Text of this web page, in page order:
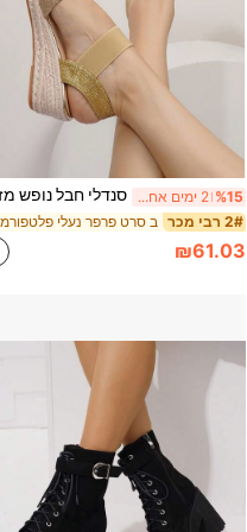
%15 2 ימים אחרונים
2# רבי מכר
₪61.03